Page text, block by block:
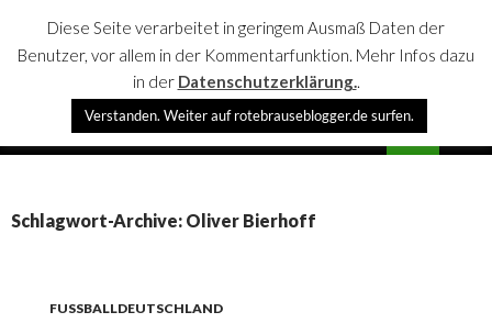
rotebrauseblogger
SPRINGE
Schlagwort-Archive: Oliver Bierhoff
FUSSBALLDEUTSCHLAND
Diese Seite verarbeitet in geringem Ausmaß Daten der
Benutzer, vor allem in der Kommentarfunktion. Mehr Infos dazu
in der Datenschutzerklärung..
Verstanden. Weiter auf rotebrauseblogger.de surfen.